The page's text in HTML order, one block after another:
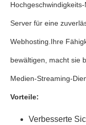
Server für eine
Webhosting.Ihre
bewältigen, macht sie
Medien-Streaming-
Vorteile:
Verbesserte